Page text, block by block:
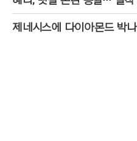
제네시스에 다이아몬드 박